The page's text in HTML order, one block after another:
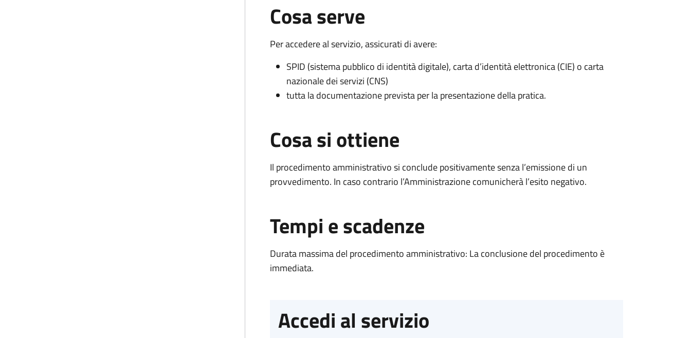
Cosa serve
Per accedere al servizio, assicurati di avere:
SPID (sistema pubblico di identità digitale), carta d’identità elettronica (CIE) o carta
nazionale dei servizi (CNS)
tutta la documentazione prevista per la presentazione della pratica.
Cosa si ottiene
Il procedimento amministrativo si conclude positivamente senza l’emissione di un
provvedimento. In caso contrario l’Amministrazione comunicherà l’esito negativo.
Tempi e scadenze
Durata massima del procedimento amministrativo: La conclusione del procedimento è
immediata.
Accedi al servizio